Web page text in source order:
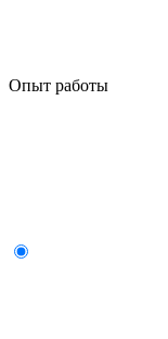
Опыт работы